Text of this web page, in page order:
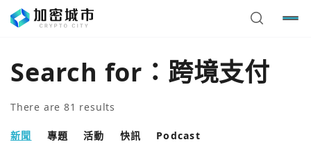
Search for： 跨境支付
There are 81 results
新聞 專題 活動 快訊 Podcast